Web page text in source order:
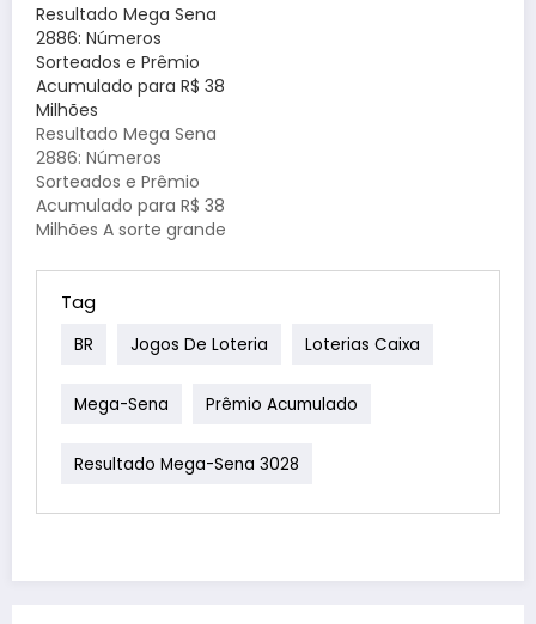
Mega-Sena, realizado
pela Caixa Econômica
Federal (CEF) no
último sábado, dia 17
de maio, não teve
ganhadores na faixa
principal. Ninguém
acertou os seis
números sorteados,
fazendo com que o
Resultado Mega Sena
2886: Números
Sorteados e Prêmio
Acumulado para R$ 38
Milhões
Resultado Mega Sena
2886: Números
Sorteados e Prêmio
Acumulado para R$ 38
Milhões A sorte grande
ninguém no concurso
2886 da Mega-Sena
Nenhuma aposta
seis dezenas
sorteadas, fazendo
principal acumulasse e
ainda mais atrativo
Tag
BR Jogos De Loteria Loterias Caixa
Mega-Sena Prêmio Acumulado
Resultado Mega-Sena 3028